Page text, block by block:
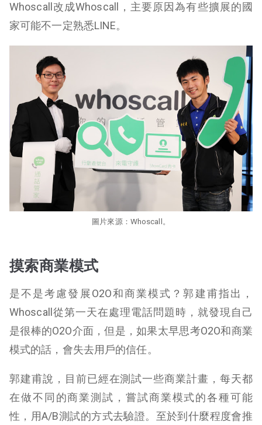
Whoscall改成Whoscall，主要原因為有些擴展的國
家可能不一定熟悉LINE。
圖片來源：Whoscall。
摸索商業模式
是不是考慮發展O2O和商業模式？郭建甫指出，
Whoscall從第一天在處理電話問題時，就發現自己
是很棒的O2O介面，但是，如果太早思考O2O和商業
模式的話，會失去用戶的信任。
郭建甫說，目前已經在測試一些商業計畫，每天都
在做不同的商業測試，嘗試商業模式的各種可能
性，用A/B測試的方式去驗證。至於到什麼程度會推